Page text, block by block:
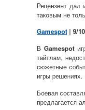
Рецензент дал
таковым не
Gamespot | 9/10
ВGamespot
тайтлам,
сюжетные
игры решениях.
Боевая
предлагается